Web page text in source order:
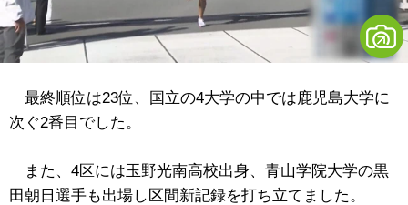
最終順位は23位、国立の4大学の中では鹿児島大学に
次ぐ2番目でした。
また、4区には玉野光南高校出身、青山学院大学の黒
田朝日選手も出場し区間新記録を打ち立てました。